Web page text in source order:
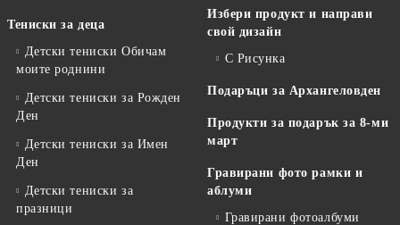
Тениски за деца
Детски тениски Обичам
моите роднини
Детски тениски за Рожден
Ден
Детски тениски за Имен
Ден
Детски тениски за
празници
Избери продукт и направи
свой дизайн
С Рисунка
Подаръци за Архангеловден
Продукти за подарък за 8-ми
март
Гравирани фото рамки и
аблуми
Гравирани фотоалбуми